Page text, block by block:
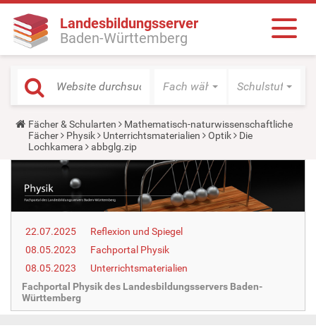
Landesbildungsserver
Baden-Württemberg
Fach wählen Schulstufe
Y
o
u
a
h
e
r
:
Fächer & Schularten
Mathematisch-naturwissenschaftliche
Fächer
Physik Unterrichtsmaterialien Optik
Die
Lochkamera
abbglg.zip
22.07.2025
Reflexion und Spiegel
08.05.2023
Fachportal Physik
08.05.2023
Unterrichtsmaterialien
Fachportal Physik des Landesbildungsservers Baden-
Württemberg